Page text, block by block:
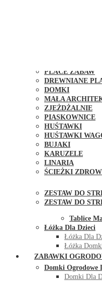
PLACE ZABAW
DREWNIANE
DOMKI
MAŁA
ZJEŻDŻALNIE
PIASKOWNICE
HUŚTAWKI
HUŚTAWKI
BUJAKI
KARUZELE
LINARIA
ŚCIEŻKI
ZESTAW DO
ZESTAW DO
Tablice
Łóżka Dla Dzieci
Łóżka Dla
Łóżka
ZABAWKI
Domki Ogrodowe
Domki Dla